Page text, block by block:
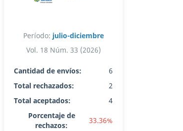
Período: julio-diciembre
Vol. 18 Núm. 33 (2026)
Cantidad de envíos:
6
Total rechazados:
2
Total aceptados:
4
Porcentaje de
rechazos:
33.36%